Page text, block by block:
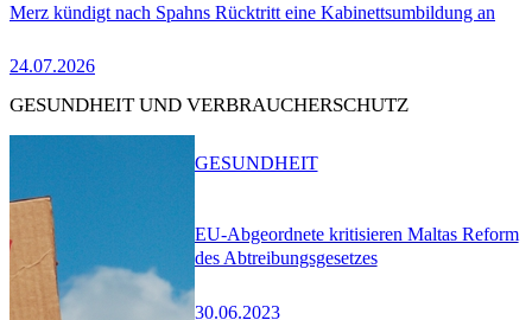
Merz kündigt nach Spahns Rücktritt eine Kabinettsumbildung an
24.07.2026
GESUNDHEIT UND VERBRAUCHERSCHUTZ
EU-Abgeordnete kritisieren Maltas Reform
des Abtreibungsgesetzes
30.06.2023
GESUNDHEIT